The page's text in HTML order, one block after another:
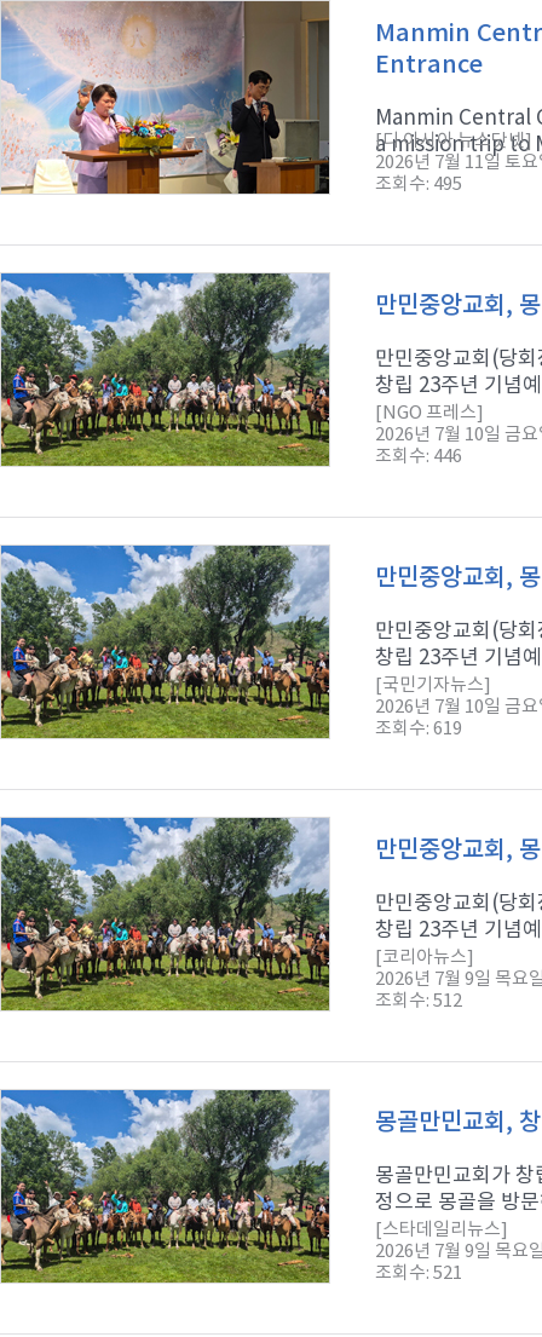
Manmin
Entrance
Manmin Central
a mission trip to
[디 아시아 뉴스닷넷]
2026년 7월 11일 토요
조회수: 495
만민중앙교회,
만민중앙교회(당
창립 23주년 기념
[NGO 프레스]
2026년 7월 10일 금요
조회수: 446
만민중앙교회,
만민중앙교회(당
창립 23주년 기념
[국민기자뉴스]
2026년 7월 10일 금요
조회수: 619
만민중앙교회,
만민중앙교회(당
창립 23주년 기념
[코리아뉴스]
2026년 7월 9일 목요
조회수: 512
몽골만민교회,
몽골만민교회가
정으로 몽골을 방
[스타데일리뉴스]
2026년 7월 9일 목요
조회수: 521